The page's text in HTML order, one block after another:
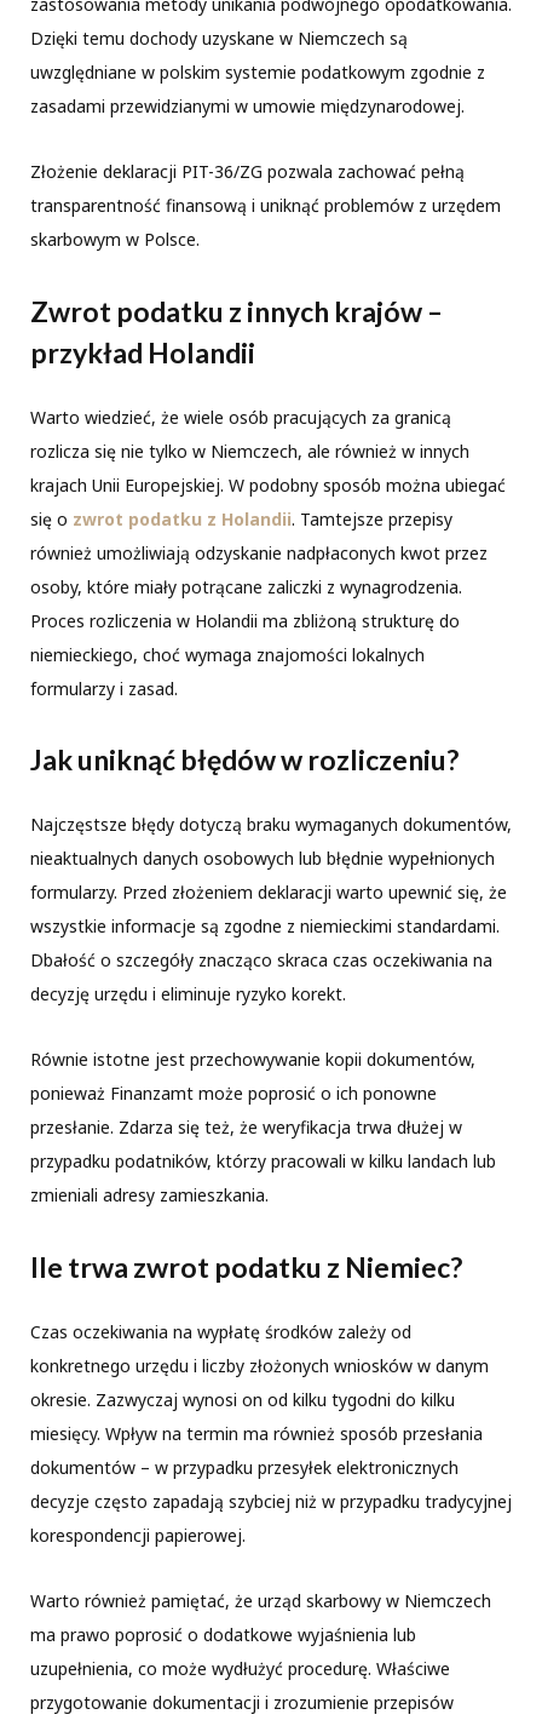
Dzięki temu dochody uzyskane w Niemczech są
uwzględniane w polskim systemie podatkowym zgodnie z
zasadami przewidzianymi w umowie międzynarodowej.
Złożenie deklaracji PIT-36/ZG pozwala zachować pełną
transparentność finansową i uniknąć problemów z urzędem
skarbowym w Polsce.
Zwrot podatku z innych krajów –
przykład Holandii
Warto wiedzieć, że wiele osób pracujących za granicą
rozlicza się nie tylko w Niemczech, ale również w innych
krajach Unii Europejskiej. W podobny sposób można ubiegać
się o zwrot podatku z Holandii. Tamtejsze przepisy
również umożliwiają odzyskanie nadpłaconych kwot przez
osoby, które miały potrącane zaliczki z wynagrodzenia.
Proces rozliczenia w Holandii ma zbliżoną strukturę do
niemieckiego, choć wymaga znajomości lokalnych
formularzy i zasad.
Jak uniknąć błędów w rozliczeniu?
Najczęstsze błędy dotyczą braku wymaganych dokumentów,
nieaktualnych danych osobowych lub błędnie wypełnionych
formularzy. Przed złożeniem deklaracji warto upewnić się, że
wszystkie informacje są zgodne z niemieckimi standardami.
Dbałość o szczegóły znacząco skraca czas oczekiwania na
decyzję urzędu i eliminuje ryzyko korekt.
Równie istotne jest przechowywanie kopii dokumentów,
ponieważ Finanzamt może poprosić o ich ponowne
przesłanie. Zdarza się też, że weryfikacja trwa dłużej w
przypadku podatników, którzy pracowali w kilku landach lub
zmieniali adresy zamieszkania.
Ile trwa zwrot podatku z Niemiec?
Czas oczekiwania na wypłatę środków zależy od
konkretnego urzędu i liczby złożonych wniosków w danym
okresie. Zazwyczaj wynosi on od kilku tygodni do kilku
miesięcy. Wpływ na termin ma również sposób przesłania
dokumentów – w przypadku przesyłek elektronicznych
decyzje często zapadają szybciej niż w przypadku tradycyjnej
korespondencji papierowej.
Warto również pamiętać, że urząd skarbowy w Niemczech
ma prawo poprosić o dodatkowe wyjaśnienia lub
uzupełnienia, co może wydłużyć procedurę. Właściwe
przygotowanie dokumentacji i zrozumienie przepisów